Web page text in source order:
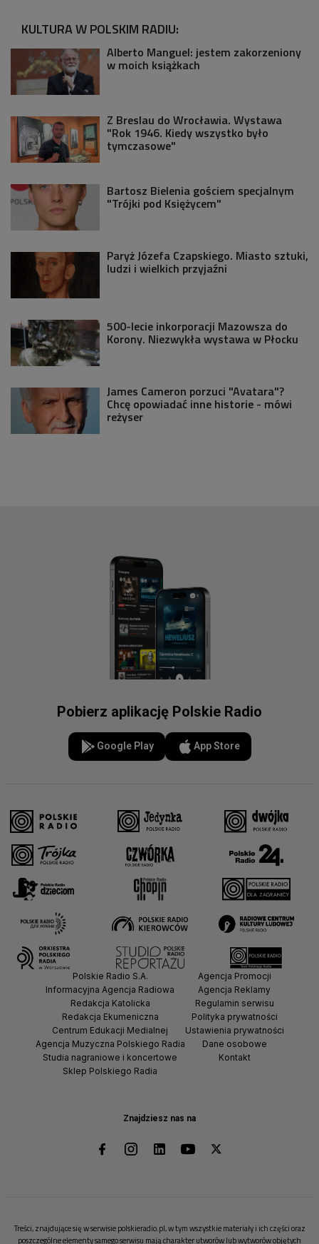
KULTURA W POLSKIM RADIU:
Alberto Manguel: jestem zakorzeniony
w moich książkach
Z Breslau do Wrocławia. Wystawa
"Rok 1946. Kiedy wszystko było
tymczasowe"
Bartosz Bielenia gościem specjalnym
"Trójki pod Księżycem"
Paryż Józefa Czapskiego. Miasto sztuki,
ludzi i wielkich przyjaźni
500-lecie inkorporacji Mazowsza do
Korony. Niezwykła wystawa w Płocku
James Cameron porzuci "Avatara"?
Chcę opowiadać inne historie - mówi
reżyser
Pobierz aplikację Polskie Radio
Google Play App Store
Znajdziesz nas na
Polskie Radio S.A.
Informacyjna Agencja Radiowa
Redakcja Katolicka
Redakcja Ekumeniczna
Centrum Edukacji Medialnej
Agencja Muzyczna Polskiego Radia
Studia nagraniowe i koncertowe
Sklep Polskiego Radia
Agencja Promocji
Agencja Reklamy
Regulamin serwisu
Polityka prywatności
Ustawienia prywatności
Dane osobowe
Kontakt
Treści, znajdujące się w serwisie polskieradio.pl, w tym wszystkie materiały i ich części oraz
poszczególne elementy samego serwisu mają charakter utworów lub wytworów objętych